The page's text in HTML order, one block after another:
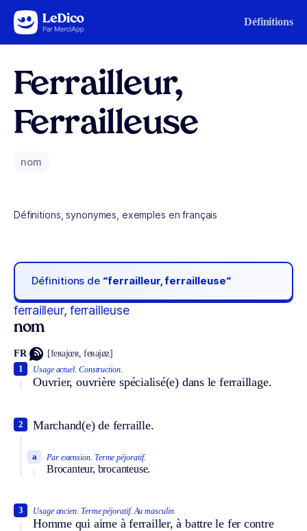
Aller au contenu Définitions
Ferrailleur,
Ferrailleuse
nom
Définitions, synonymes, exemples en français
Définitions de “ferrailleur, ferrailleuse“
ferrailleur, ferrailleuse
nom
FR [feʀajœʀ, feʀajøz]
Usage actuel. Construction.
Ouvrier, ouvrière spécialisé(e) dans le ferraillage.
1
Marchand(e) de ferraille.
2
Par extension. Terme péjoratif.
Brocanteur, brocanteuse.
a
Usage ancien. Terme péjoratif. Au masculin.
Homme qui aime à ferrailler, à battre le fer contre
3